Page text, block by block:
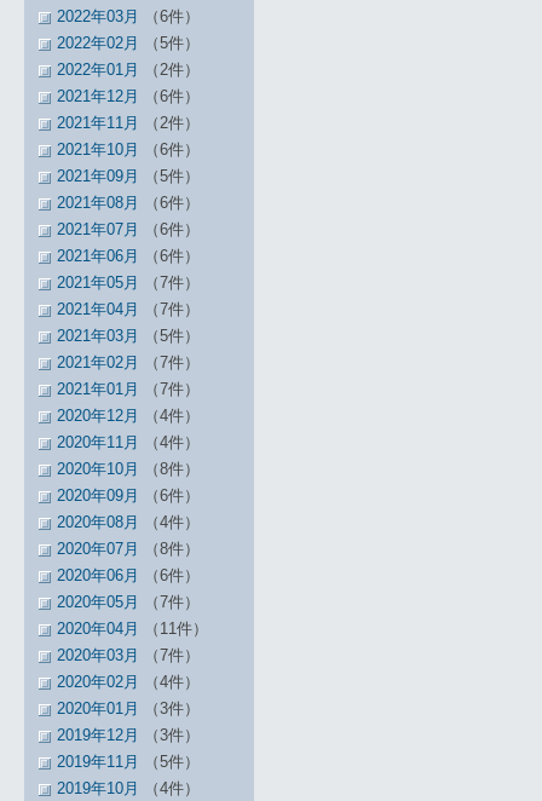
2022年03月
（6件）
2022年02月
（5件）
2022年01月
（2件）
2021年12月
（6件）
2021年11月
（2件）
2021年10月
（6件）
2021年09月
（5件）
2021年08月
（6件）
2021年07月
（6件）
2021年06月
（6件）
2021年05月
（7件）
2021年04月
（7件）
2021年03月
（5件）
2021年02月
（7件）
2021年01月
（7件）
2020年12月
（4件）
2020年11月
（4件）
2020年10月
（8件）
2020年09月
（6件）
2020年08月
（4件）
2020年07月
（8件）
2020年06月
（6件）
2020年05月
（7件）
2020年04月
（11件）
2020年03月
（7件）
2020年02月
（4件）
2020年01月
（3件）
2019年12月
（3件）
2019年11月
（5件）
2019年10月
（4件）